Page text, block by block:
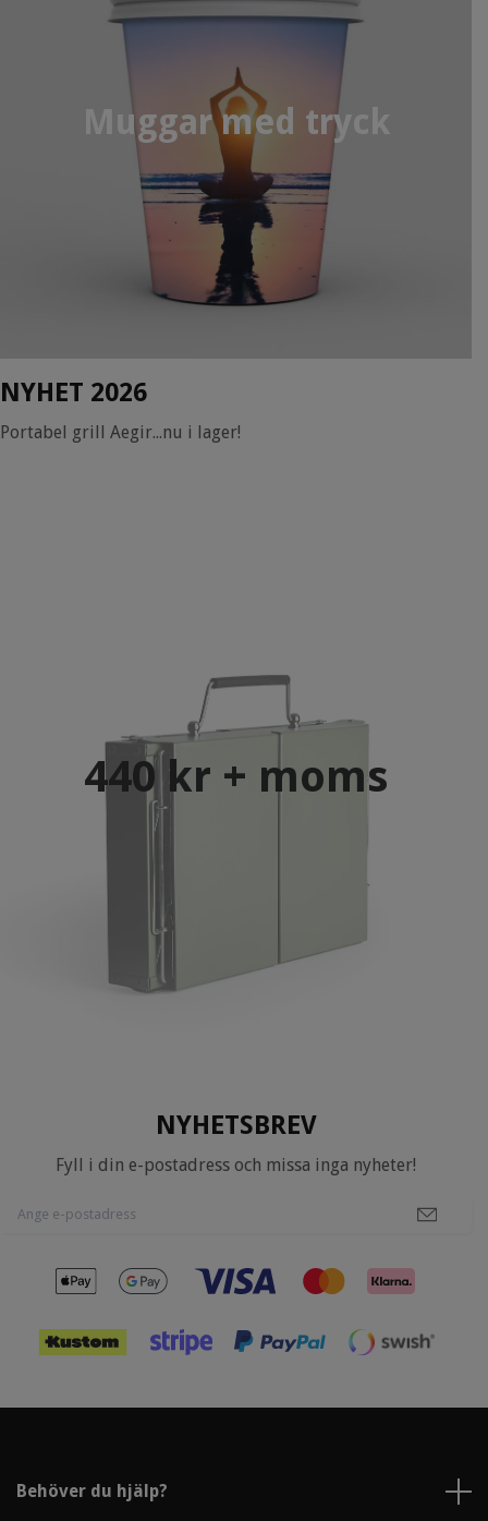
Muggar med tryck
NYHET 2026
Portabel grill Aegir...nu i lager!
440 kr + moms
NYHETSBREV
Fyll i din e-postadress och missa inga nyheter!
Behöver du hjälp?